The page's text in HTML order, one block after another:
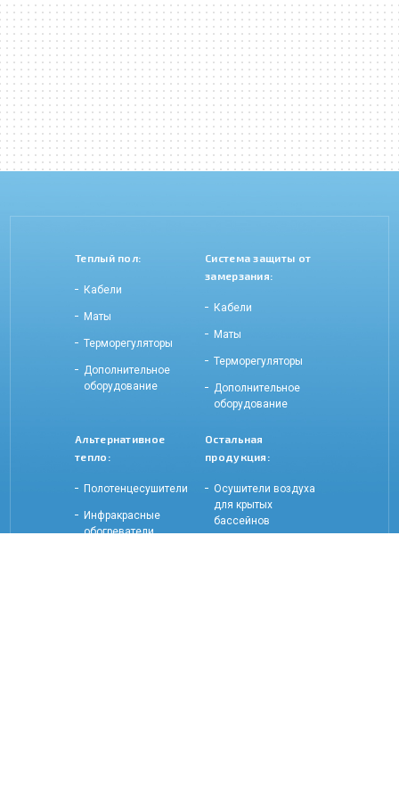
Теплый пол:
Кабели
Маты
Терморегуляторы
Дополнительное
оборудование
Система защиты от
замерзания:
Кабели
Маты
Терморегуляторы
Дополнительное
оборудование
Альтернативное
тепло:
Полотенцесушители
Инфракрасные
обогреватели
Остальная
продукция:
Осушители воздуха
для крытых
бассейнов